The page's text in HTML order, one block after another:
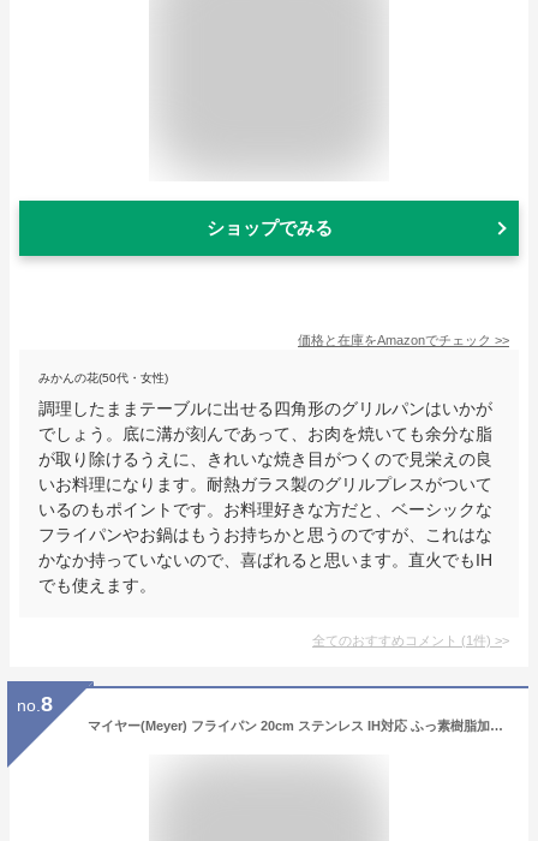
ショップでみる
価格と在庫をAmazonでチェック >>
みかんの花(50代・女性)
調理したままテーブルに出せる四角形のグリルパンはいかが
でしょう。底に溝が刻んであって、お肉を焼いても余分な脂
が取り除けるうえに、きれいな焼き目がつくので見栄えの良
いお料理になります。耐熱ガラス製のグリルプレスがついて
いるのもポイントです。お料理好きな方だと、ベーシックな
フライパンやお鍋はもうお持ちかと思うのですが、これはな
かなか持っていないので、喜ばれると思います。直火でもIH
でも使えます。
全てのおすすめコメント (1件) >
no. 8
マイヤー(Meyer) フライパン 20cm ステンレス IH対応 ふっ素樹脂加工 底面三層構造 外箱付 「スターシェフ3」 【国内正規品】 MSC3-P20